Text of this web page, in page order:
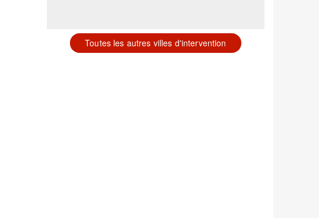
Toutes les autres villes d'intervention